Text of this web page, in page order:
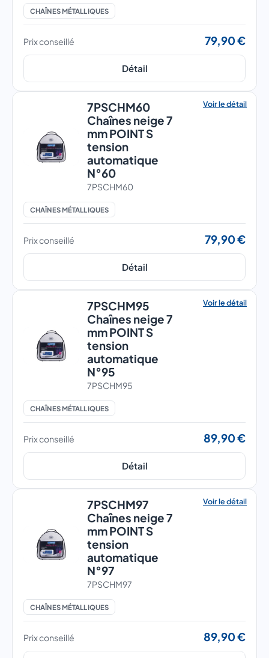
CHAÎNES MÉTALLIQUES
Prix conseillé 79,90 €
Détail
7PSCHM60
Chaînes neige 7
mm POINT S
tension
automatique
N°60
Voir le détail
7PSCHM60
CHAÎNES MÉTALLIQUES
Prix conseillé 79,90 €
Détail
7PSCHM95
Chaînes neige 7
mm POINT S
tension
automatique
N°95
Voir le détail
7PSCHM95
CHAÎNES MÉTALLIQUES
Prix conseillé 89,90 €
Détail
7PSCHM97
Chaînes neige 7
mm POINT S
tension
automatique
N°97
Voir le détail
7PSCHM97
CHAÎNES MÉTALLIQUES
Prix conseillé 89,90 €